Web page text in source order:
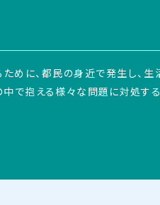
めに、都民の身近で発生し、
で抱える様々な問題に対処す